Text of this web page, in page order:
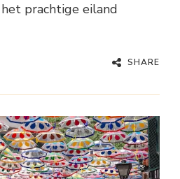
prachtige eiland
SHARE